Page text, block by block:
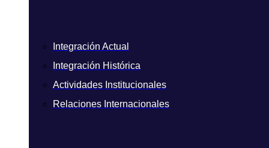
Integración Actual
Integración Histórica
Actividades Institucionales
Relaciones Internacionales